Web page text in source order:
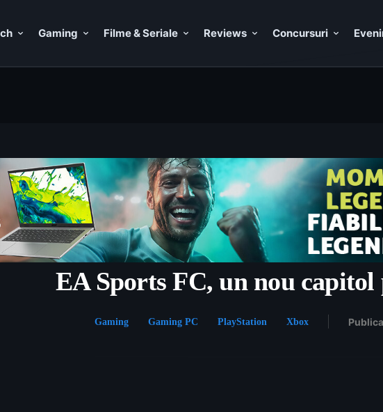
Gaming Filme & Seriale Reviews Concursuri
EA Sports FC, un nou
Gaming Gaming PC PlayStation Xbox